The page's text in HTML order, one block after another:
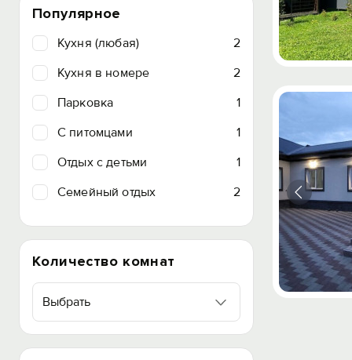
Популярное
Кухня (любая)
2
Кухня в номере
2
Парковка
1
C питомцами
1
Отдых с детьми
1
Семейный отдых
2
Количество комнат
Выбрать